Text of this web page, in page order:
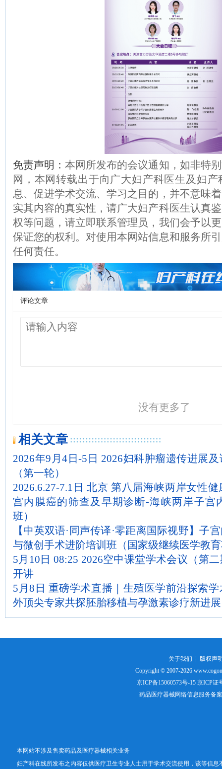
免责声明：本网所发布的会议通知，如非特
网，本网转载出于向广大妇产科医生及妇
息、促进学术交流、学习之目的，并不意味
实其内容的真实性，请广大妇产科医生认真
权等问题，请立即联系管理员，我们会予以
保证您的权利。对使用本网站信息和服务所
任何责任。
评论文章
没有更多了
相关文章
2026年9月4日-5日 2026妇科肿瘤遗传进展
（第一轮）
2026.6.27-7.1日 北京 第八届海峡两岸女性
宫内膜癌的筛查及早期诊断-海峡两岸子宫
班）
【中英双语·同声传译·零距离国际视野】子
与微创手术进阶培训班（国家级继续医学教
5月10日 08:25 2026空中课堂学术会议（第
开讲
5月8日 重磅学术直播｜生殖医学前沿探索
外顶尖专家共探胚胎移植与孕激素诊疗新进展
关于我们 ┊ 版权声
Copyright © 2007-2026
京ICP备15060573号-15京ICP证
药品医疗器械网络信息服务备
本网站不涉及售卖药品及医疗器械相关业务
妇产科在线所发布之内容仅供医疗卫生专业人士用于学术交流使用，该等信息